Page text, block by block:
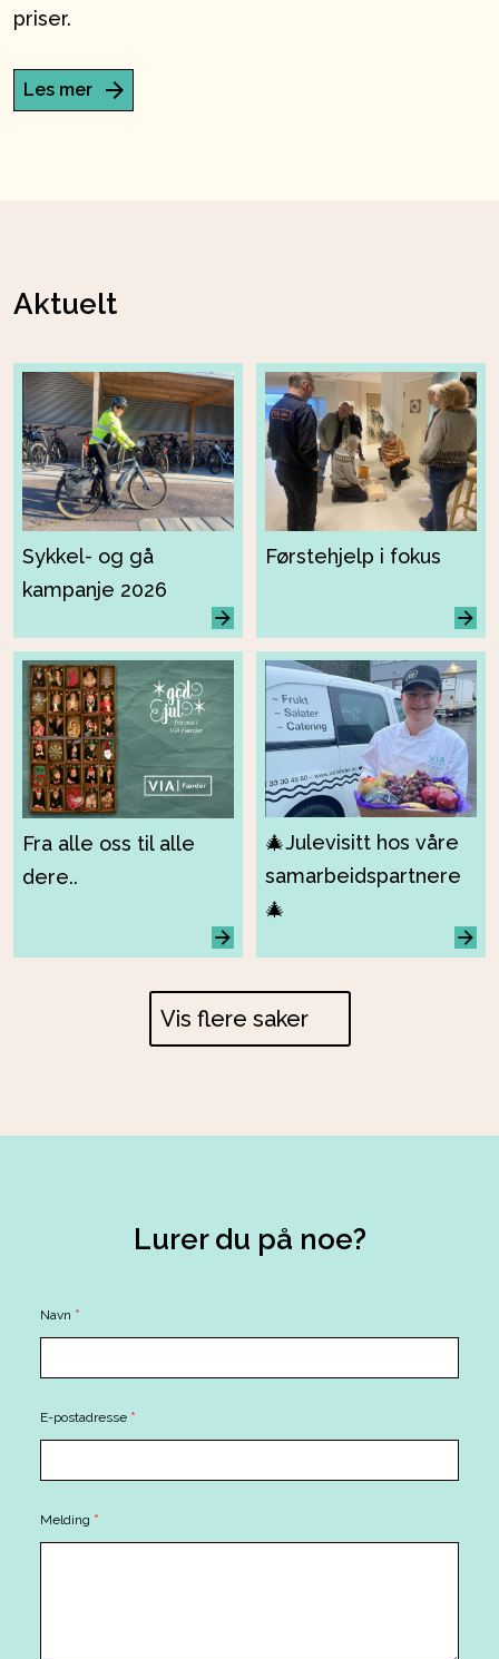
priser.
Les mer
Aktuelt
Sykkel- og gå
kampanje 2026
Førstehjelp i fokus
Fra alle oss til alle
dere..
🎄Julevisitt hos våre
samarbeidspartnere
🎄
Vis flere saker
Lurer du på noe?
Contact
Us
Navn *
E-postadresse *
Melding *